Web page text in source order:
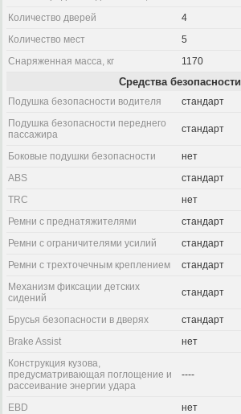
Количество дверей
4
Количество мест
5
Снаряженная масса, кг
1170
Средства безопасности
Подушка безопасности водителя
стандарт
Подушка безопасности переднего
пассажира
стандарт
Боковые подушки безопасности
нет
ABS
стандарт
TRC
нет
Ремни с преднатяжителями
стандарт
Ремни с ограничителями усилий
стандарт
Ремни с трехточечным креплением
стандарт
Механизм фиксации детских
сидений
стандарт
Брусья безопасности в дверях
стандарт
Brake Assist
нет
Конструкция кузова,
предусматривающая поглощение и
рассеивание энергии удара
----
EBD
нет